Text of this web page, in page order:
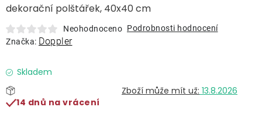
dekorační polštářek, 40x40 cm
Neohodnoceno Podrobnosti hodnocení
Značka: Doppler
Skladem
13.8.2026
14 dnů na vrácení